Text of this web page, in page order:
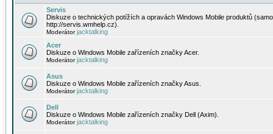
Servis
Diskuze o technických potížích a opravách Windows Mobile produktů
http://servis.wmhelp.cz).
Moderátorjacktalking
Acer
Diskuze o Windows Mobile zařízeních značky Acer.
Moderátorjacktalking
Asus
Diskuze o Windows Mobile zařízeních značky Asus.
Moderátorjacktalking
Dell
Diskuze o Windows Mobile zařízeních značky Dell (Axim).
Moderátorjacktalking